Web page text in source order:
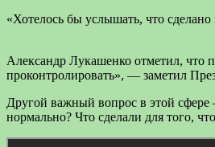
«Хотелось бы услышать, что
Александр Лукашенко отметил, что
проконтролировать», — заметил
Другой важный вопрос в этой сфере
нормально? Что сделали для того,